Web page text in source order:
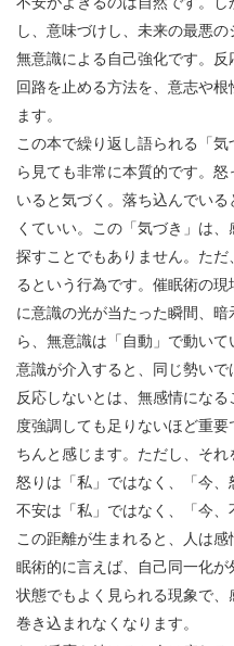
し、意味づけし、未来の最悪の
無意識による自己強化です。
回路を止める方法を、意志や
ます。
この本で繰り返し語られる「
ら見ても非常に本質的です。
いると気づく。落ち込んでい
くていい。この「気づき」は
探すことでもありません。た
るという行為です。催眠術の
に意識の光が当たった瞬間、
ら、無意識は「自動」で動い
意識が介入すると、同じ勢いで
反応しないとは、無感情になる
度強調しても足りないほど重要
ちんと感じます。ただし、それ
怒りは「私」ではなく、「今、
不安は「私」ではなく、「今、
この距離が生まれると、人は
眠術的に言えば、自己同一化
状態でもよく見られる現象で
巻き込まれなくなります。